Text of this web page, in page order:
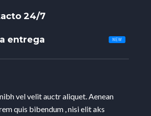
24/7
entrega
vel velit auctr aliquet. Aenean
quis bibendum , nisi elit aks